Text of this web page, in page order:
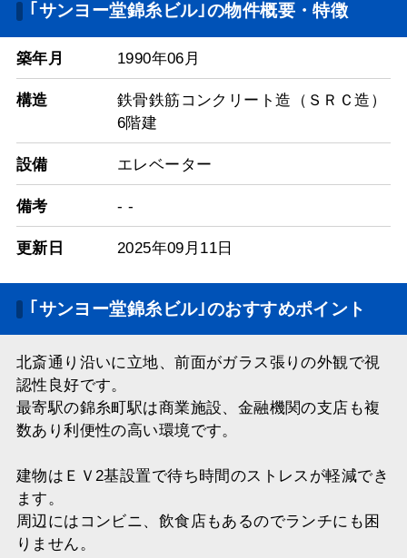
｢サンヨー堂錦糸ビル｣の物件概要・特徴
築年月 1990年06月
構造
鉄骨鉄筋コンクリート造（ＳＲＣ造）
6階建
設備 エレベーター
備考 - -
更新日 2025年09月11日
｢サンヨー堂錦糸ビル｣のおすすめポイント
北斎通り沿いに立地、前面がガラス張りの外観で視
認性良好です。
最寄駅の錦糸町駅は商業施設、金融機関の支店も複
数あり利便性の高い環境です。
建物はＥＶ2基設置で待ち時間のストレスが軽減でき
ます。
周辺にはコンビニ、飲食店もあるのでランチにも困
りません。